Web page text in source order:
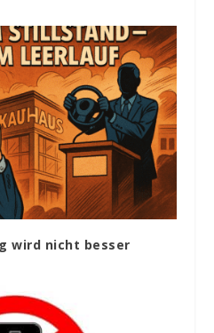
wird nicht besser